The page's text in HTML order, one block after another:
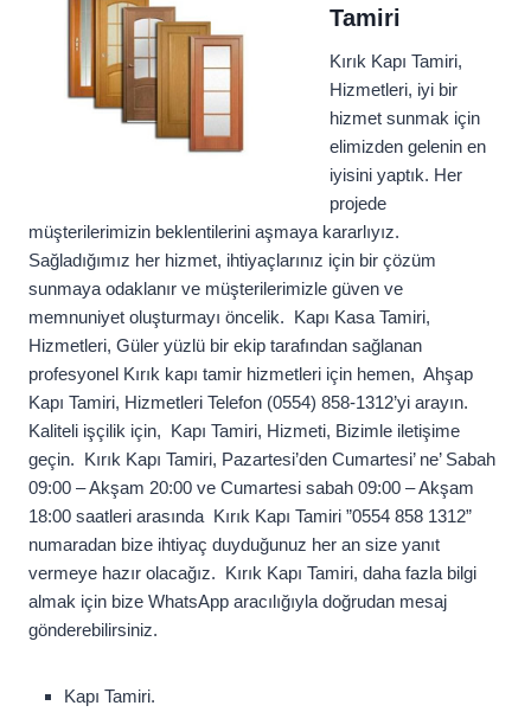
Tamiri
Kırık Kapı Tamiri,
Hizmetleri, iyi bir
hizmet sunmak için
elimizden gelenin en
iyisini yaptık. Her
projede
müşterilerimizin beklentilerini aşmaya kararlıyız.
Sağladığımız her hizmet, ihtiyaçlarınız için bir çözüm
sunmaya odaklanır ve müşterilerimizle güven ve
memnuniyet oluşturmayı öncelik. Kapı Kasa Tamiri,
Hizmetleri, Güler yüzlü bir ekip tarafından sağlanan
profesyonel Kırık kapı tamir hizmetleri için hemen, Ahşap
Kapı Tamiri, Hizmetleri Telefon (0554) 858-1312’yi arayın.
Kaliteli işçilik için, Kapı Tamiri, Hizmeti, Bizimle iletişime
geçin. Kırık Kapı Tamiri, Pazartesi’den Cumartesi’ ne’ Sabah
09:00 – Akşam 20:00 ve Cumartesi sabah 09:00 – Akşam
18:00 saatleri arasında Kırık Kapı Tamiri ”0554 858 1312”
numaradan bize ihtiyaç duyduğunuz her an size yanıt
vermeye hazır olacağız. Kırık Kapı Tamiri, daha fazla bilgi
almak için bize WhatsApp aracılığıyla doğrudan mesaj
gönderebilirsiniz.
Kapı Tamiri.